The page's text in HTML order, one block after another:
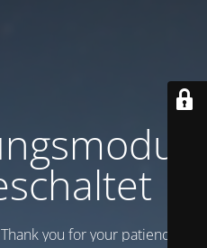
you for your patience!